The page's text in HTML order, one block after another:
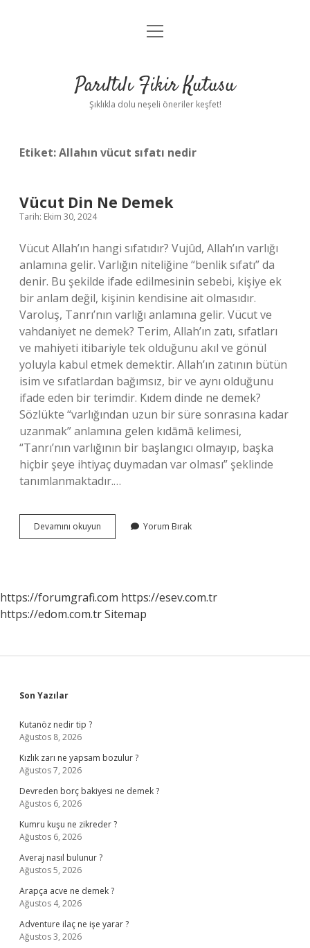
Anasayfa
Yasal Uyarı
menüyü
Parıltılı Fikir Kutusu
Şıklıkla dolu neşeli öneriler keşfet!
Etiket:Allahın vücut sıfatı nedir
Vücut Din Ne Demek
Tarih: Ekim 30, 2024
Vücut Allah’ın hangi sıfatıdır? Vujûd, Allah’ın varlığı
anlamına gelir. Varlığın niteliğine “benlik sıfatı” da
denir. Bu şekilde ifade edilmesinin sebebi, kişiye ek
bir anlam değil, kişinin kendisine ait olmasıdır.
Varoluş, Tanrı’nın varlığı anlamına gelir. Vücut ve
vahdaniyet ne demek? Terim, Allah’ın zatı, sıfatları
ve mahiyeti itibariyle tek olduğunu akıl ve gönül
yoluyla kabul etmek demektir. Allah’ın zatının bütün
isim ve sıfatlardan bağımsız, bir ve aynı olduğunu
ifade eden bir terimdir. Kıdem dinde ne demek?
Sözlükte “varlığından uzun bir süre sonrasına kadar
uzanmak” anlamına gelen kıdāmā kelimesi,
“Tanrı’nın varlığının bir başlangıcı olmayıp, başka
hiçbir şeye ihtiyaç duymadan var olması” şeklinde
tanımlanmaktadır.…
Devamını okuyun
Din
Yorum Bırak
https://forumgrafi.com https://esev.com.tr
https://edom.com.trSitemap
Sidebar
Son Yazılar
Kutanöz nedir tip ?
Ağustos 8, 2026
Kızlık zarı ne yapsam bozulur ?
Ağustos 7, 2026
Devreden borç bakiyesi ne demek ?
Ağustos 6, 2026
Kumru kuşu ne zikreder ?
Ağustos 6, 2026
Averaj nasıl bulunur ?
Ağustos 5, 2026
Arapça acve ne demek ?
Ağustos 4, 2026
Adventure ilaç ne işe yarar ?
Ağustos 3, 2026